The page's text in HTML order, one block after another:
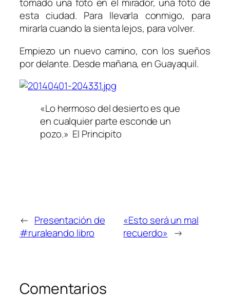
tomado una foto en el mirador, una foto de
esta ciudad. Para llevarla conmigo, para
mirarla cuando la sienta lejos, para volver.
Empiezo un nuevo camino, con los sueños
por delante. Desde mañana, en Guayaquil.
«Lo hermoso del desierto es que
en cualquier parte esconde un
pozo.» El Principito
← Presentación de
#ruraleando libro
«Esto será un mal
recuerdo» →
Comentarios